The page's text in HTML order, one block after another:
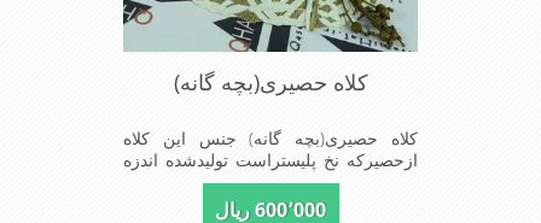
کلاه حصیری(بچه گانه)
کلاه حصیری(بچه گانه) جنس این کلاه
ازحصیرکه نخ پلیستراست تولیدشده اندزه
کلاه مخصوص دختربچه های شیک پوش
600٬000 ریال